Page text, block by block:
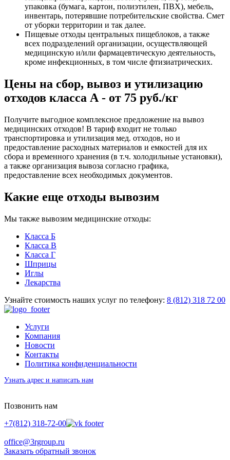
упаковка (бумага, картон, полиэтилен, ПВХ), мебель,
инвентарь, потерявшие потребительские свойства. Смет
от уборки территории и так далее.
Пищевые отходы центральных пищеблоков, а также
всех подразделений организации, осуществляющей
медицинскую и/или фармацевтическую деятельность,
кроме инфекционных, в том числе фтизиатрических.
Цены на сбор, вывоз и утилизацию
отходов класса А - от 75 руб./кг
Получите выгодное комплексное предложение на вывоз
медицинских отходов! В тариф входит не только
транспортировка и утилизация мед. отходов, но и
предоставление расходных материалов и емкостей для их
сбора и временного хранения (в т.ч. холодильные установки),
а также организация вывоза согласно графика,
предоставление всех необходимых документов.
Какие еще отходы вывозим
Мы также вывозим медицинские отходы:
Класса Б
Класса В
Класса Г
Шприцы
Иглы
Лекарства
Узнайте стоимость наших услуг по телефону: 8 (812) 318 72 00
Услуги
Компания
Новости
Контакты
Политика конфиденциальности
Узнать адрес и написать нам
Позвонить нам
+7(812) 318-72-00
office@3rgroup.ru
Заказать обратный звонок